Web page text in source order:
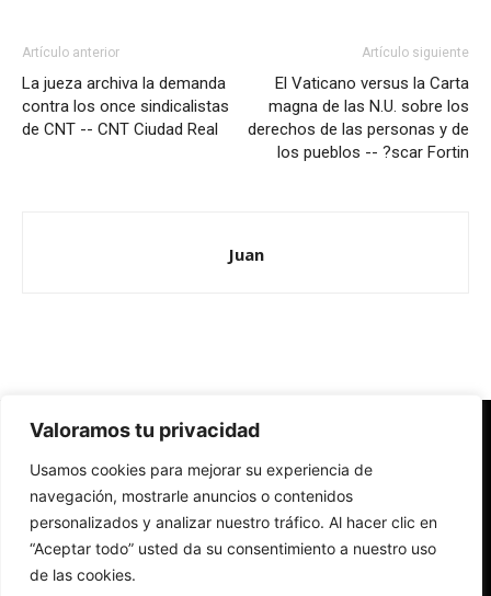
Valoramos tu privacidad
Usamos cookies para mejorar su experiencia de
navegación, mostrarle anuncios o contenidos
personalizados y analizar nuestro tráfico. Al hacer clic en
“Aceptar todo” usted da su consentimiento a nuestro uso
de las cookies.
Artículo anterior
La jueza archiva la demanda
contra los once sindicalistas
de CNT -- CNT Ciudad Real
Artículo siguiente
El Vaticano versus la Carta
magna de las N.U. sobre los
derechos de las personas y de
los pueblos -- ?scar Fortin
Juan
Redes Cristianas
Una mirada alternativa sobre la Iglesia católica y la sociedad
- Colectivos de Redes Cristianas